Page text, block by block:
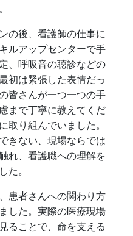
の後、看護師の仕事に
ルアップセンターで手
、呼吸音の聴診などの
初は緊張した表情だっ
皆さんが一つ一つの手
まで丁寧に教えてくだ
取り組んでいました。
きない、現場ならでは
れ、看護職への理解を
た。
患者さんへの関わり方
した。実際の医療現場
ることで、命を支える